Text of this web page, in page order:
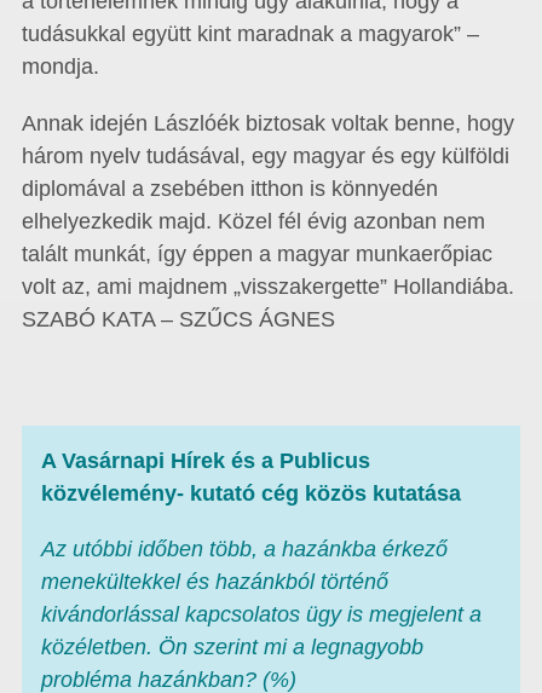
tudásukkal együtt kint maradnak a magyarok” –
mondja.
Annak idején Lászlóék biztosak voltak benne, hogy
három nyelv tudásával, egy magyar és egy külföldi
diplomával a zsebében itthon is könnyedén
elhelyezkedik majd. Közel fél évig azonban nem
talált munkát, így éppen a magyar munkaerőpiac
volt az, ami majdnem „visszakergette” Hollandiába.
SZABÓ KATA – SZŰCS ÁGNES
A Vasárnapi Hírek és a Publicus
közvélemény- kutató cég közös kutatása
Az utóbbi időben több, a hazánkba érkező
menekültekkel és hazánkból történő
kivándorlással kapcsolatos ügy is megjelent a
közéletben. Ön szerint mi a legnagyobb
probléma hazánkban? (%)